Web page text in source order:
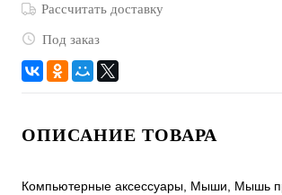
Рассчитать доставку
Под заказ
ОПИСАНИЕ ТОВАРА
Компьютерные аксессуары, Мыши, Мышь